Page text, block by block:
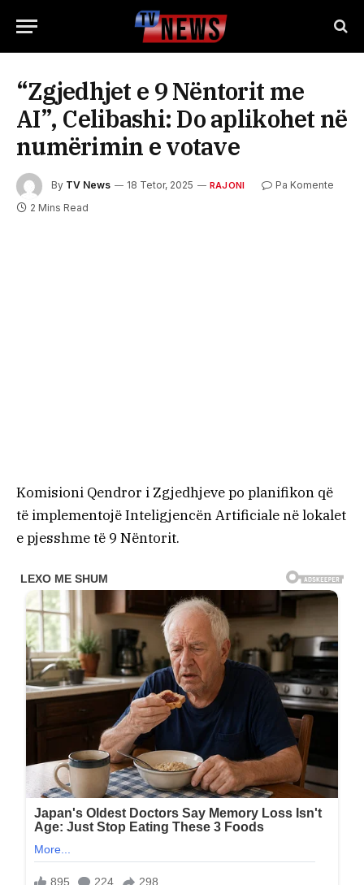
“Zgjedhjet e 9 Nëntorit me
AI”, Celibashi: Do aplikohet në
numërimin e votave
By TV News 18 Tetor, 2025 RAJONI
Pa Komente
2 Mins Read
Komisioni Qendror i Zgjedhjeve po planifikon që
të implementojë Inteligjencën Artificiale në lokalet
e pjesshme të 9 Nëntorit.